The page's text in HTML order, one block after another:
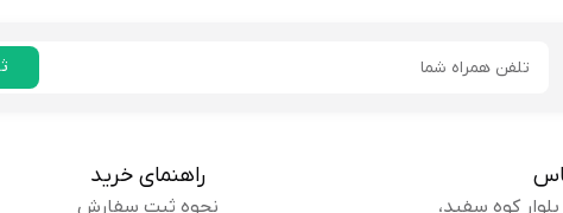
ایمیل
راهنمای خرید
نحوه ثبت سفارش